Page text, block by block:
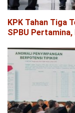
KPK Tahan Tiga
SPBU Pertamina,